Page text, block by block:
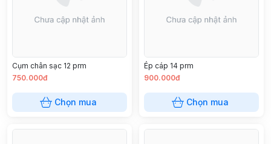
Cụm chân sạc 12 prm
750.000đ
Chọn mua
Ép cáp 14 prm
900.000đ
Chọn mua